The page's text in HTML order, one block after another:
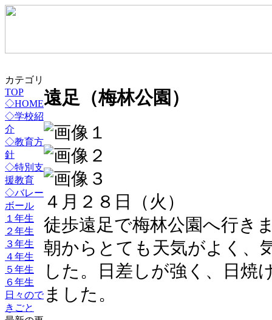
カテゴリ
TOP
◇HOME
◇学校紹
介
◇教育方
針
◇特別支
援教育
◇バレー
ボール
１年生
２年生
３年生
４年生
５年生
６年生
日々ので
きごと
遠足（梅林公園）
４月２８日（火）
徒歩遠足で梅林公園へ行き
朝からとても天気がよく、
した。日差しが強く、日焼
ました。